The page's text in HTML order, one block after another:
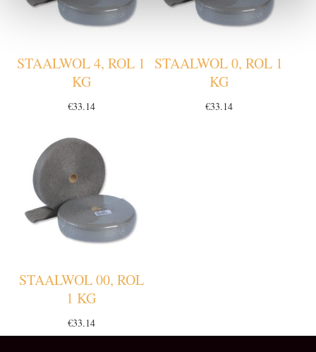
STAALWOL 4, ROL 1
KG
€33.14
STAALWOL 0, ROL 1
KG
€33.14
STAALWOL 00, ROL
1 KG
€33.14